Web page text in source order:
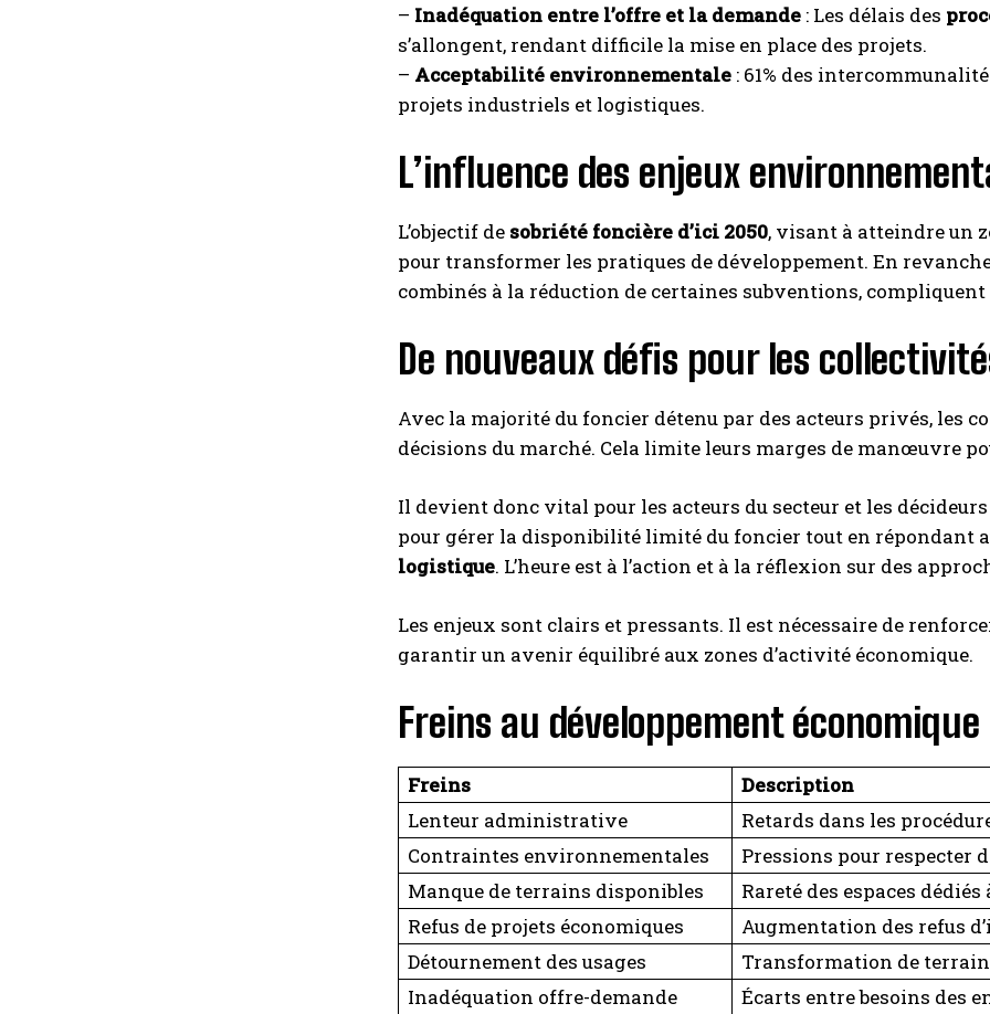
– Inadéquation entre l’offre et la demande : Les délais des
s’allongent, rendant difficile la mise en place des projets.
– Acceptabilité environnementale : 61% des
projets industriels et logistiques.
L’influence des enjeux
L’objectif de sobriété foncière d’ici 2050, visant à atteindre un
pour transformer les pratiques de développement. En
combinés à la réduction de certaines subventions,
De nouveaux défis pour les
Avec la majorité du foncier détenu par des acteurs privés, les
décisions du marché. Cela limite leurs marges de manœuvre
Il devient donc vital pour les acteurs du secteur et les
pour gérer la disponibilité limité du foncier tout en répondant
logistique. L’heure est à l’action et à la réflexion sur des
Les enjeux sont clairs et pressants. Il est nécessaire de
garantir un avenir équilibré aux zones d’activité économique.
Freins au développement
Freins
Description
Lenteur administrative
Retards dans les
Contraintes environnementales
Pressions pour respecter
Manque de terrains disponibles
Rareté des espaces
Refus de projets économiques
Augmentation des refus
Détournement des usages
Transformation de
Inadéquation offre-demande
Écarts entre besoins des